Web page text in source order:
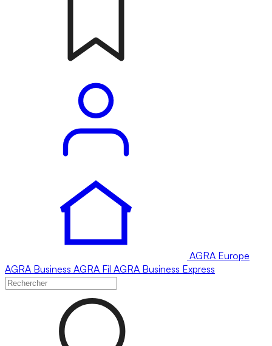
AGRA Europe
AGRA Business AGRA Fil AGRA Business Express